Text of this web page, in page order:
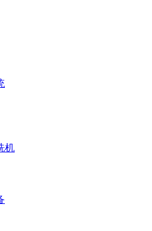
机
其他任何需求及疑问，请来电
1929-8456
使用喷嘴？
：选择合适喷嘴的4个小技巧）
方法（超详细喷嘴选型方法）
应用大全（不同环境消防喷头的
型号（雾化喷头哪种效果最好
头分类全解析）